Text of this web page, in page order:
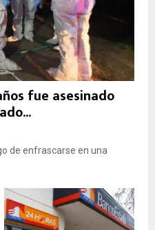
fue asesinado
de enfrascarse en una